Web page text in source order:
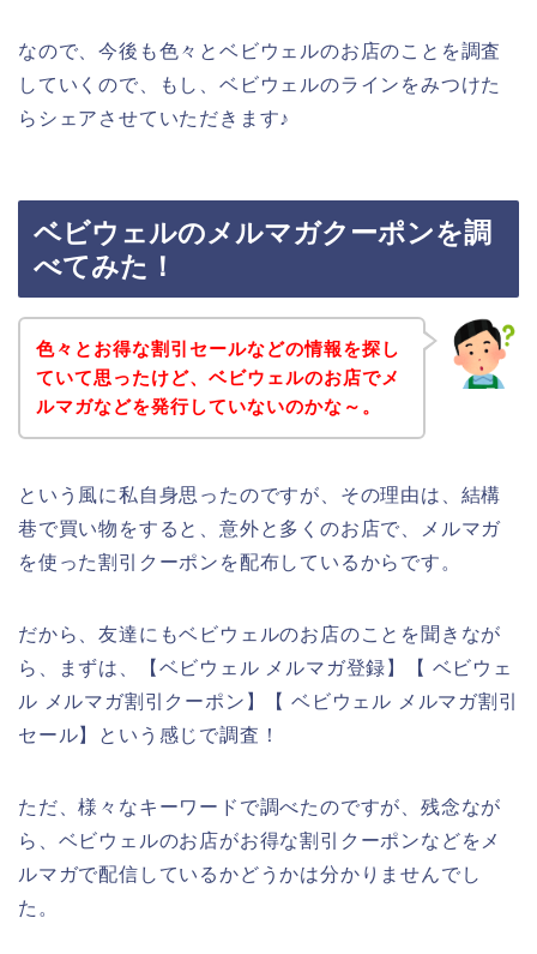
なので、今後も色々とベビウェルのお店のことを調査
していくので、もし、ベビウェルのラインをみつけた
らシェアさせていただきます♪
ベビウェルのメルマガクーポンを調
べてみた！
色々とお得な割引セールなどの情報を探し
ていて思ったけど、ベビウェルのお店でメ
ルマガなどを発行していないのかな～。
という風に私自身思ったのですが、その理由は、結構
巷で買い物をすると、意外と多くのお店で、メルマガ
を使った割引クーポンを配布しているからです。
だから、友達にもベビウェルのお店のことを聞きなが
ら、まずは、【ベビウェル メルマガ登録】【 ベビウェ
ル メルマガ割引クーポン】【 ベビウェル メルマガ割引
セール】という感じで調査！
ただ、様々なキーワードで調べたのですが、残念なが
ら、ベビウェルのお店がお得な割引クーポンなどをメ
ルマガで配信しているかどうかは分かりませんでし
た。